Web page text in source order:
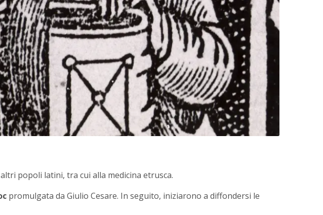
popoli latini, tra cui alla medicina etrusca.
promulgata da Giulio Cesare. In seguito, iniziarono a diffondersi le